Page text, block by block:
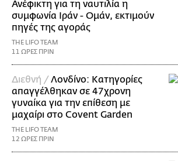
Ανέφικτη για τη ναυτιλία η
συμφωνία Ιράν - Ομάν, εκτιμούν
πηγές της αγοράς
THE LIFO TEAM
11 ΩΡΕΣ ΠΡΙΝ
Διεθνή /Λονδίνο: Κατηγορίες
απαγγέλθηκαν σε 47χρονη
γυναίκα για την επίθεση με
μαχαίρι στο Covent Garden
THE LIFO TEAM
12 ΩΡΕΣ ΠΡΙΝ